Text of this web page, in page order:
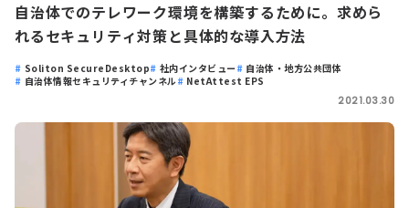
自治体でのテレワーク環境を構築するために。求めら
れるセキュリティ対策と具体的な導入方法
Soliton SecureDesktop 社内インタビュー
自治体・地方公共団体
自治体情報セキュリティチャンネル
NetAttest EPS
2021.03.30